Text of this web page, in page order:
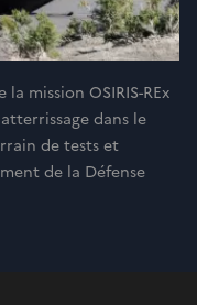
mission OSIRIS-REx
dans le
de tests et
de la Défense